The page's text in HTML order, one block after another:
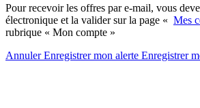
Pour recevoir les offres par e-mail, vous
électronique et la valider sur la page « Mes
rubrique « Mon compte »
AnnulerEnregistrer mon alerte Enregistrer